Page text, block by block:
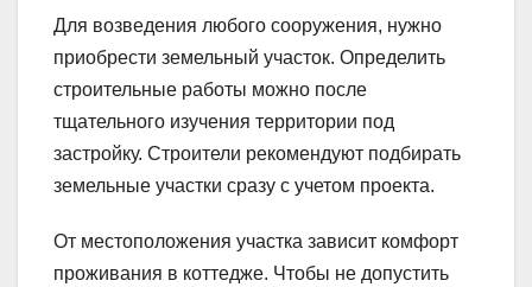
Для возведения любого сооружения, нужно
приобрести земельный участок. Определить
строительные работы можно после
тщательного изучения территории под
застройку. Строители рекомендуют подбирать
земельные участки сразу с учетом проекта.
От местоположения участка зависит комфорт
проживания в коттедже. Чтобы не допустить